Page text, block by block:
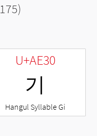
U+AE30
기
Hangul Syllable Gi